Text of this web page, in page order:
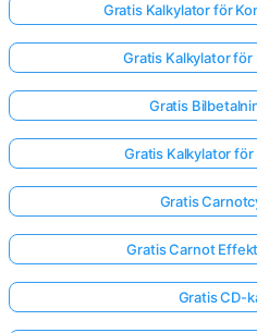
Gratis Kalkylator för
Gratis Kalkylator
Gratis
Gratis Kalkylator
Gratis
Gratis Carnot
Gratis CD-